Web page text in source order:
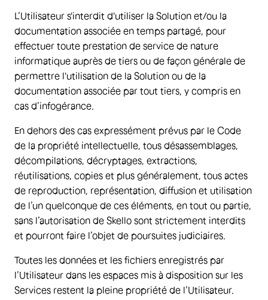
L’Utilisateur s'interdit d'utiliser la Solution et/ou la
documentation associée en temps partagé, pour
effectuer toute prestation de service de nature
informatique auprès de tiers ou de façon générale de
permettre l'utilisation de la Solution ou de la
documentation associée par tout tiers, y compris en
cas d’infogérance.
En dehors des cas expressément prévus par le Code
de la propriété intellectuelle, tous désassemblages,
décompilations, décryptages, extractions,
réutilisations, copies et plus généralement, tous actes
de reproduction, représentation, diffusion et utilisation
de l’un quelconque de ces éléments, en tout ou partie,
sans l’autorisation de Skello sont strictement interdits
et pourront faire l’objet de poursuites judiciaires.
Toutes les données et les fichiers enregistrés par
l’Utilisateur dans les espaces mis à disposition sur les
Services restent la pleine propriété de l’Utilisateur.